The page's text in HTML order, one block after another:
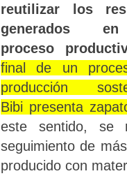
reutilizar los
generados
proceso
final de un
producción
Bibi presenta
este sentido, se
seguimiento de
producido con